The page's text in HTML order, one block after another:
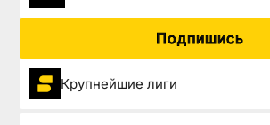
Подпишись
Крупнейшие лиги